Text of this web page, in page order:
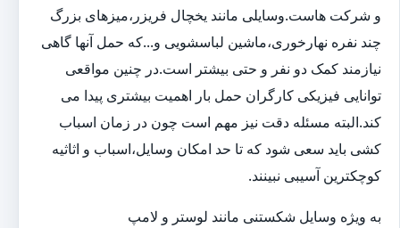
و شرکت هاست.وسایلی مانند یخچال فریزر،میزهای بزرگ
چند نفره نهارخوری،ماشین لباسشویی و...که حمل آنها گاهی
نیازمند کمک دو نفر و حتی بیشتر است.در چنین مواقعی
توانایی فیزیکی کارگران حمل بار اهمیت بیشتری پیدا می
کند.البته مسئله دقت نیز مهم است چون در زمان اسباب
کشی باید سعی شود که تا حد امکان وسایل،اسباب و اثاثیه
کوچکترین آسیبی نبینند.
به ویژه وسایل شکستنی مانند لوستر و لامپ